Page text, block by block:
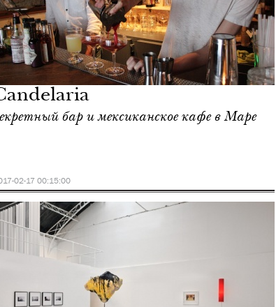
бар и мексиканское кафе в Маре
02-17 00:15:00